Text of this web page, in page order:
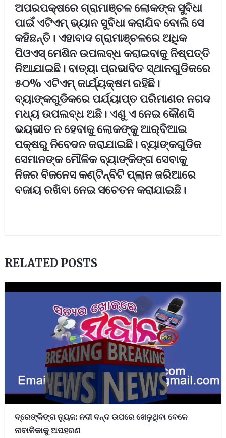
ଅପରପକ୍ଷରେ ଗ୍ରାମାଞ୍ଚଳ ଲୋକଙ୍କ ସୁବିଧା
ପାଇଁ ଏଟିଏମ୍‌ ଭ୍ୟାନ ସୁବିଧା କରାଯିବ ବୋଲି ସେ
କହିଛନ୍ତି। ଏହାବାଦ ଗ୍ରାମାଞ୍ଚଳରେ ଅଧିକ
ପିଓଏସ୍‌ ମେଶିନ ଉପଲବ୍ଧ କରାଇବାକୁ ନିଷ୍ପତ୍ତି
ନିଆଯାଇଛି। ବାତ୍ୟା ପ୍ରଭାବିତ ସ୍ଥାନଗୁଡିକରେ
୫୦% ଏଟିଏମ୍‌ କାର୍ଯ୍ୟକ୍ଷମ ରହିଛି।
ବ୍ୟାଙ୍କଗୁଡିକରେ ପର୍ଯ୍ୟାପ୍ତ ପରିମାଣର ନଗଦ
ମଧ୍ୟ ଉପଲବ୍ଧ ଅଛି। ଏଣୁ ଏ ନେଇ କୌଣସି
ଭୟଭୀତ ନ ହେବାକୁ ଲୋକଙ୍କୁ ଆର୍‌ବିଆଇ
ପକ୍ଷରୁ ନିବେଦନ କରାଯାଇଛି। ବ୍ୟାଙ୍କଗୁଡିକ
ସେମାନଙ୍କ ମୌଳିକ ବ୍ୟାଙ୍କିଙ୍ଗ ସେବାକୁ
ନିଜର ବିଜନେସ କଣ୍ଟିନ୍ବିଟି ପ୍ଲାନ ଜରିଆରେ
ବଜାୟ ରଖିବା ନେଇ ସଚେତନ କରାଯାଇଛି।
RELATED POSTS
ବ୍ରେଙ୍କିଙ୍ଗ ନ୍ୟୁଜ: ନଦୀ ବନ୍ଦ ଉପରେ ଖେଳୁଥିବା ବେଳେ
ନାବାଳିକାକୁ ଅପହରଣ